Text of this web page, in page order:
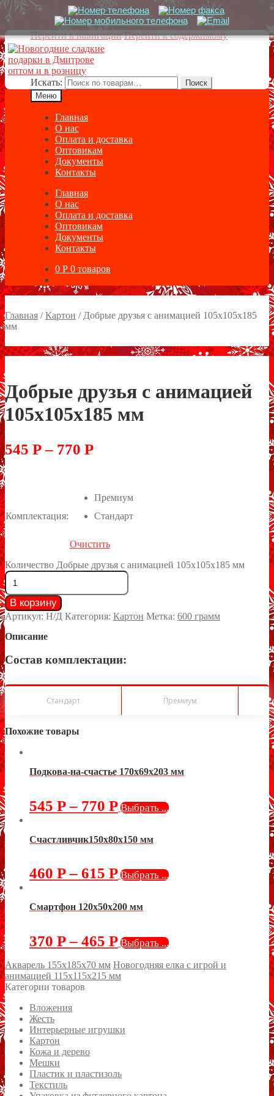
Перейти к навигации Перейти к содержимому
Искать:
Поиск
Меню
Главная
О нас
Оплата и доставка
Оптовикам
Документы
Контакты
Главная
О нас
Оплата и доставка
Оптовикам
Документы
Контакты
0 Р 0 товаров
Главная /Картон / Добрые друзья с анимацией 105х105х185
мм
Добрые друзья с анимацией
105х105х185 мм
545 Р– 770 Р
Комплектация:
Премиум
Стандарт
Очистить
Количество Добрые друзья с анимацией 105х105х185 мм
В корзину
Артикул: Н/Д Категория: Картон Метка: 600 грамм
Описание
Состав комплектации:
Стандарт Премиум
Похожие товары
Подкова-на-счастье 170х69х203 мм
545 Р– 770 Р Выбрать ...
Счастливчик150х80х150 мм
460 Р– 615 Р Выбрать ...
Смартфон 120х50х200 мм
370 Р– 465 Р Выбрать ...
Акварель 155х185х70 мм Новогодняя елка с игрой и
анимацией 115х115х215 мм
Категории товаров
Вложения
Жесть
Интерьерные игрушки
Картон
Кожа и дерево
Мешки
Пластик и пластизоль
Текстиль